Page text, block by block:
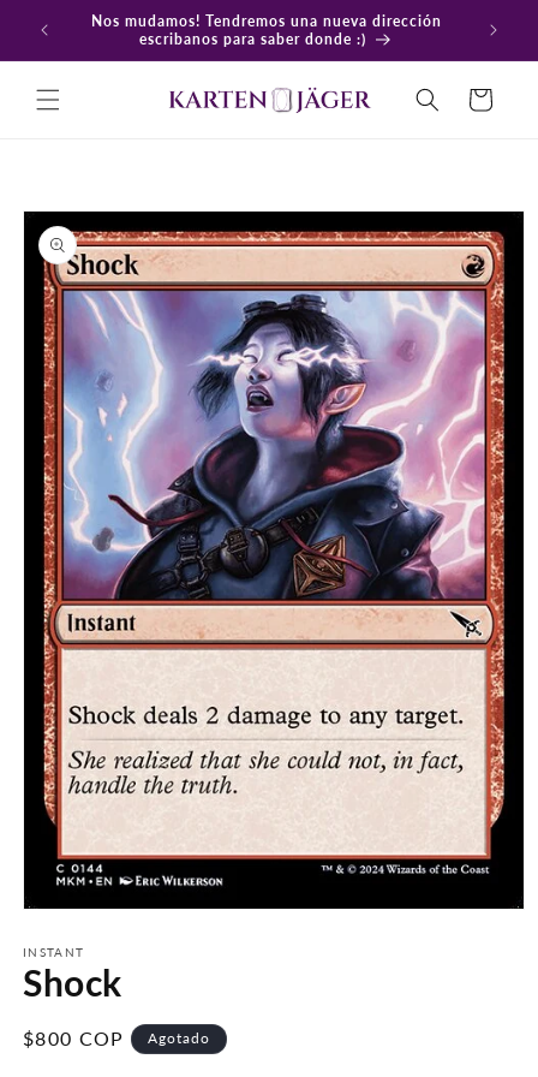
directamenteNos mudamos! Tendremos una nueva dirección
escribanos para saber donde :)
Carrito
directamente
a la
información
del producto
multimedia
1
en
modal
INSTANT
Shock
Precio
$800 COP Agotado